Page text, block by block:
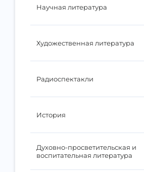
Научная литература
Художественная литература
Радиоспектакли
История
Духовно-просветительская и
воспитательная литература